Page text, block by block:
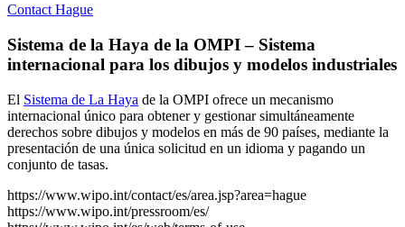
Contact Hague
Sistema de la Haya de la OMPI – Sistema
internacional para los dibujos y modelos industriales
El Sistema de La Haya de la OMPI ofrece un mecanismo
internacional único para obtener y gestionar simultáneamente
derechos sobre dibujos y modelos en más de 90 países, mediante la
presentación de una única solicitud en un idioma y pagando un
conjunto de tasas.
https://www.wipo.int/contact/es/area.jsp?area=hague
https://www.wipo.int/pressroom/es/